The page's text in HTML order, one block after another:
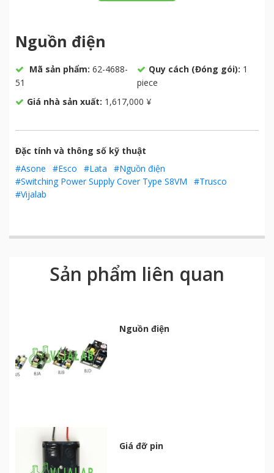
Nguồn điện
Mã sản phẩm: 62-4688-
51
Quy cách (Đóng gói): 1
piece
Giá nhà sản xuất: 1,617,000 ¥
Đặc tính và thông số kỹ thuật
#Asone
#Esco #Lata
#Nguồn điện
#Switching Power Supply Cover Type S8VM
#Trusco
#Vijalab
Sản phẩm liên quan
Nguồn điện
Giá đỡ pin